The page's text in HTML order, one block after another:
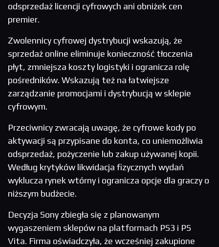
odsprzedaż licencji cyfrowych ani obniżek cen
premier.
Zwolennicy cyfrowej dystrybucji wskazują, że
sprzedaż online eliminuje konieczność tłoczenia
płyt, zmniejsza koszty logistyki i ogranicza rolę
pośredników. Wskazują też na łatwiejsze
zarządzanie promocjami i dystrybucją w sklepie
cyfrowym.
Przeciwnicy zwracają uwagę, że cyfrowe kody po
aktywacji są przypisane do konta, co uniemożliwia
odsprzedaż, pożyczenie lub zakup używanej kopii.
Według krytyków likwidacja fizycznych wydań
wyklucza rynek wtórny i ogranicza opcje dla graczy o
niższym budżecie.
Decyzja Sony zbiegła się z planowanym
wygaszeniem sklepów na platformach PS3 i PS
Vita. Firma oświadczyła, że wcześniej zakupione